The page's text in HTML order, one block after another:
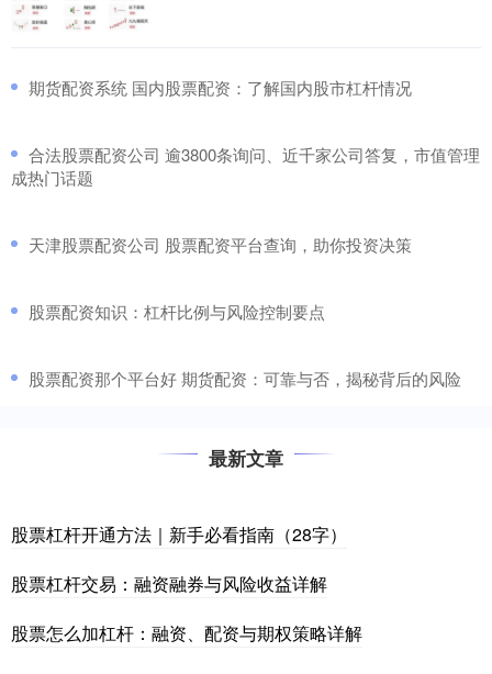
​期货配资系统 国内股票配资：了解国内股市杠杆情况
​合法股票配资公司 逾3800条询问、近千家公司答复，市值管理
成热门话题
​天津股票配资公司 股票配资平台查询，助你投资决策
​股票配资知识：杠杆比例与风险控制要点
​股票配资那个平台好 期货配资：可靠与否，揭秘背后的风险
最新文章
股票杠杆开通方法｜新手必看指南（28字）
股票杠杆交易：融资融券与风险收益详解
股票怎么加杠杆：融资、配资与期权策略详解